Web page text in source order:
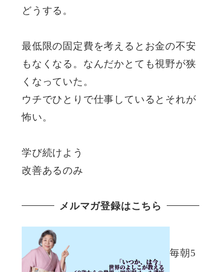
どうする。
最低限の固定費を考えるとお金の不安
もなくなる。なんだかとても視野が狭
くなっていた。
ウチでひとりで仕事しているとそれが
怖い。
学び続けよう
改善あるのみ
メルマガ登録はこちら
毎朝5